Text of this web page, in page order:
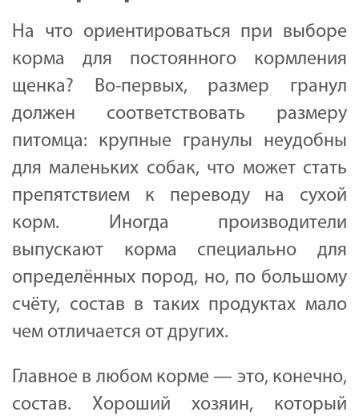
На что ориентироваться при выборе
корма для постоянного кормления
щенка? Во-первых, размер гранул
должен соответствовать размеру
питомца: крупные гранулы неудобны
для маленьких собак, что может стать
препятствием к переводу на сухой
корм. Иногда производители
выпускают корма специально для
определённых пород, но, по большому
счёту, состав в таких продуктах мало
чем отличается от других.
Главное в любом корме — это, конечно,
состав. Хороший хозяин, который